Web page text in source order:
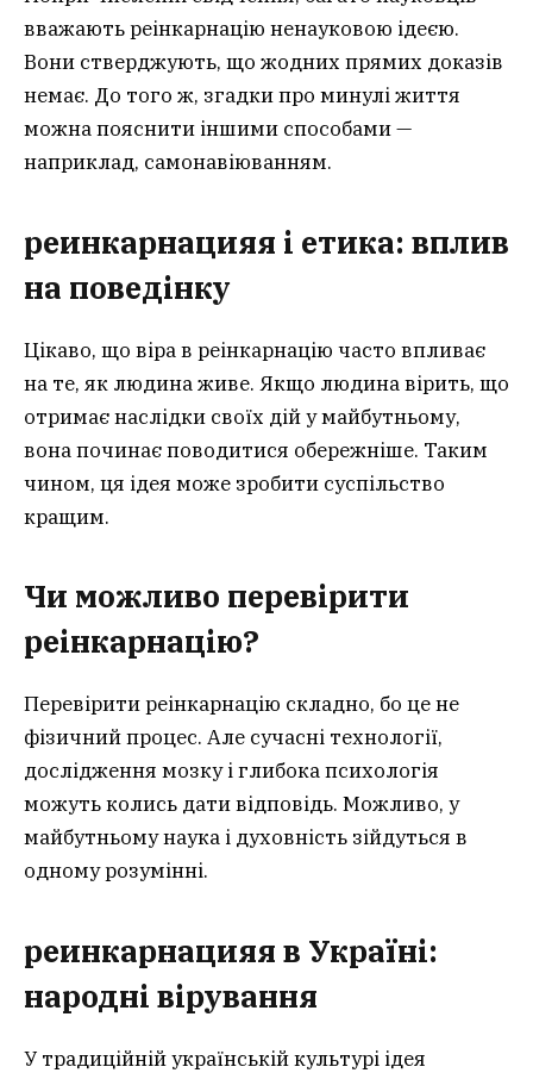
вважають реінкарнацію ненауковою ідеєю.
Вони стверджують, що жодних прямих доказів
немає. До того ж, згадки про минулі життя
можна пояснити іншими способами —
наприклад, самонавіюванням.
реинкарнацияя і етика: вплив
на поведінку
Цікаво, що віра в реінкарнацію часто впливає
на те, як людина живе. Якщо людина вірить, що
отримає наслідки своїх дій у майбутньому,
вона починає поводитися обережніше. Таким
чином, ця ідея може зробити суспільство
кращим.
Чи можливо перевірити
реінкарнацію?
Перевірити реінкарнацію складно, бо це не
фізичний процес. Але сучасні технології,
дослідження мозку і глибока психологія
можуть колись дати відповідь. Можливо, у
майбутньому наука і духовність зійдуться в
одному розумінні.
реинкарнацияя в Україні:
народні вірування
У традиційній українській культурі ідея